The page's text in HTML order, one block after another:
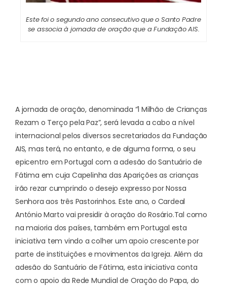
Este foi o segundo ano consecutivo que o Santo Padre
se associa à jornada de oração que a Fundação AIS.
A jornada de oração, denominada “1 Milhão de Crianças
Rezam o Terço pela Paz”, será levada a cabo a nível
internacional pelos diversos secretariados da Fundação
AIS, mas terá, no entanto, e de alguma forma, o seu
epicentro em Portugal com a adesão do Santuário de
Fátima em cuja Capelinha das Aparições as crianças
irão rezar cumprindo o desejo expresso por Nossa
Senhora aos três Pastorinhos. Este ano, o Cardeal
António Marto vai presidir à oração do Rosário.Tal como
na maioria dos países, também em Portugal esta
iniciativa tem vindo a colher um apoio crescente por
parte de instituições e movimentos da Igreja. Além da
adesão do Santuário de Fátima, esta iniciativa conta
com o apoio da Rede Mundial de Oração do Papa, do